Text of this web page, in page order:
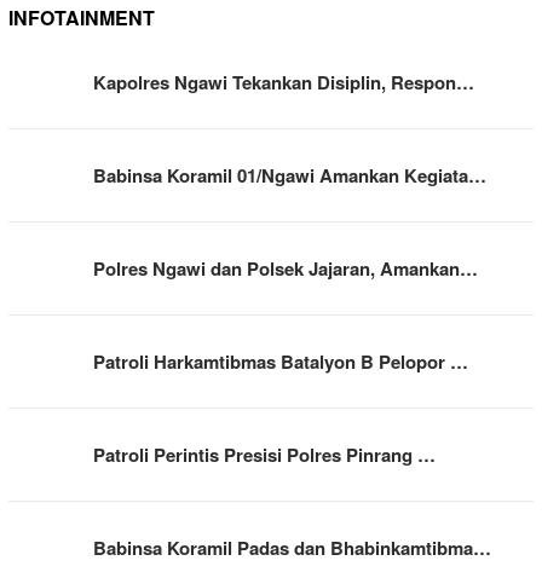
INFOTAINMENT
Kapolres Ngawi Tekankan Disiplin, Respon…
Babinsa Koramil 01/Ngawi Amankan Kegiata…
Polres Ngawi dan Polsek Jajaran, Amankan…
Patroli Harkamtibmas Batalyon B Pelopor …
Patroli Perintis Presisi Polres Pinrang …
Babinsa Koramil Padas dan Bhabinkamtibma…